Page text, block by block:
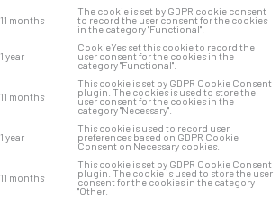
11 months
The cookie is set by GDPR cookie consent
to record the user consent for the cookies
in the category "Functional".
1 year
CookieYes set this cookie to record the
user consent for the cookies in the
category "Functional".
11 months
This cookie is set by GDPR Cookie Consent
plugin. The cookies is used to store the
user consent for the cookies in the
category "Necessary".
1 year
This cookie is used to record user
preferences based on GDPR Cookie
Consent on Necessary cookies.
11 months
This cookie is set by GDPR Cookie Consent
plugin. The cookie is used to store the user
consent for the cookies in the category
"Other.